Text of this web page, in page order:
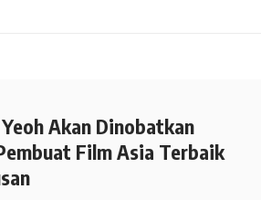
Akan Dinobatkan
Film Asia Terbaik